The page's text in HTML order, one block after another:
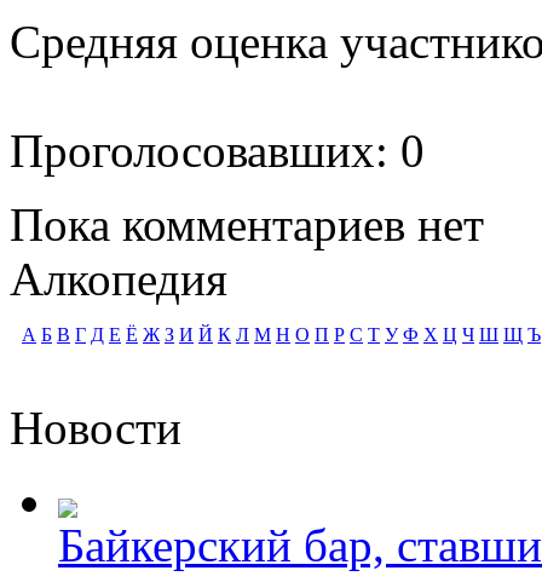
Средняя оценка
Проголосовавших: 0
Пока комментариев нет
Алкопедия
А Б В Г Д Е Ё Ж З И Й К Л М Н О П Р С Т У Ф Х Ц Ч Ш Щ Ъ
Новости
Байкерский бар,